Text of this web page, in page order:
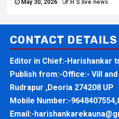
May 30, 2026 H S live news
CONTACT DETAILS
Editor in Chief:-Harishankar
Publish from:-Office:- Vill
Rudrapur ,Deoria 274208 UP
Mobile Number:-
Email:-